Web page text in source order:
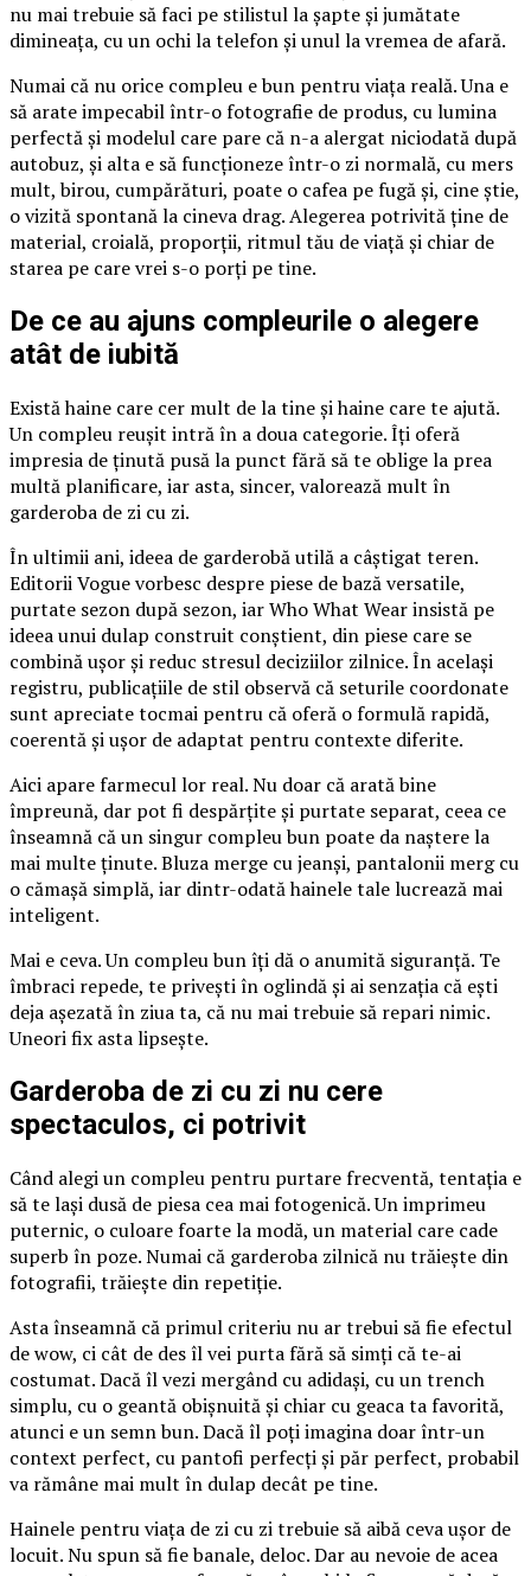
nu mai trebuie să faci pe stilistul la șapte și jumătate
dimineața, cu un ochi la telefon și unul la vremea de afară.
Numai că nu orice compleu e bun pentru viața reală. Una e
să arate impecabil într-o fotografie de produs, cu lumina
perfectă și modelul care pare că n-a alergat niciodată după
autobuz, și alta e să funcționeze într-o zi normală, cu mers
mult, birou, cumpărături, poate o cafea pe fugă și, cine știe,
o vizită spontană la cineva drag. Alegerea potrivită ține de
material, croială, proporții, ritmul tău de viață și chiar de
starea pe care vrei s-o porți pe tine.
De ce au ajuns compleurile o alegere
atât de iubită
Există haine care cer mult de la tine și haine care te ajută.
Un compleu reușit intră în a doua categorie. Îți oferă
impresia de ținută pusă la punct fără să te oblige la prea
multă planificare, iar asta, sincer, valorează mult în
garderoba de zi cu zi.
În ultimii ani, ideea de garderobă utilă a câștigat teren.
Editorii Vogue vorbesc despre piese de bază versatile,
purtate sezon după sezon, iar Who What Wear insistă pe
ideea unui dulap construit conștient, din piese care se
combină ușor și reduc stresul deciziilor zilnice. În același
registru, publicațiile de stil observă că seturile coordonate
sunt apreciate tocmai pentru că oferă o formulă rapidă,
coerentă și ușor de adaptat pentru contexte diferite.
Aici apare farmecul lor real. Nu doar că arată bine
împreună, dar pot fi despărțite și purtate separat, ceea ce
înseamnă că un singur compleu bun poate da naștere la
mai multe ținute. Bluza merge cu jeanși, pantalonii merg cu
o cămașă simplă, iar dintr-odată hainele tale lucrează mai
inteligent.
Mai e ceva. Un compleu bun îți dă o anumită siguranță. Te
îmbraci repede, te privești în oglindă și ai senzația că ești
deja așezată în ziua ta, că nu mai trebuie să repari nimic.
Uneori fix asta lipsește.
Garderoba de zi cu zi nu cere
spectaculos, ci potrivit
Când alegi un compleu pentru purtare frecventă, tentația e
să te lași dusă de piesa cea mai fotogenică. Un imprimeu
puternic, o culoare foarte la modă, un material care cade
superb în poze. Numai că garderoba zilnică nu trăiește din
fotografii, trăiește din repetiție.
Asta înseamnă că primul criteriu nu ar trebui să fie efectul
de wow, ci cât de des îl vei purta fără să simți că te-ai
costumat. Dacă îl vezi mergând cu adidași, cu un trench
simplu, cu o geantă obișnuită și chiar cu geaca ta favorită,
atunci e un semn bun. Dacă îl poți imagina doar într-un
context perfect, cu pantofi perfecți și păr perfect, probabil
va rămâne mai mult în dulap decât pe tine.
Hainele pentru viața de zi cu zi trebuie să aibă ceva ușor de
locuit. Nu spun să fie banale, deloc. Dar au nevoie de acea